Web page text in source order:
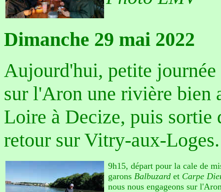
Dimanche 29 mai 2022
Aujourd'hui, petite journée
sur l'Aron une rivière bien
Loire à Decize, puis sortie
retour sur Vitry-aux-Loges.
9h15, départ pour la cale de
garons Balbuzard et Carpe
nous nous engageons sur